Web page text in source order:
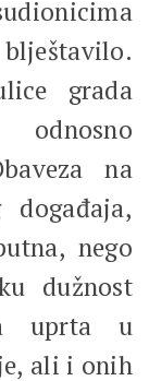
grada
na
događaja,
nego
dužnost
uprta u
ali i onih